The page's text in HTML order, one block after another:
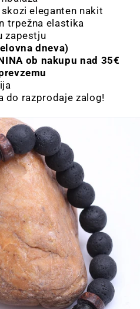
eleganten nakit
trpežna elastika
zapestju
dneva)
ob nakupu nad 35€
do razprodaje zalog!